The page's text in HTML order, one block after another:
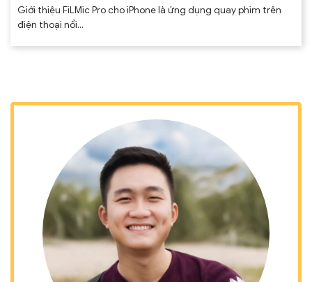
Giới thiệu FiLMic Pro cho iPhone là ứng dụng quay phim trên
điện thoại nổi...